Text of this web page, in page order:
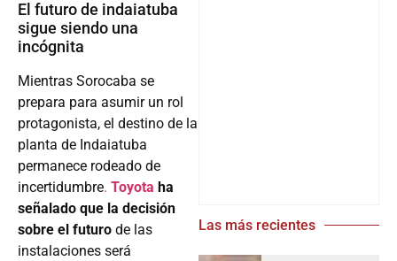
El futuro de indaiatuba
sigue siendo una
incógnita
Mientras Sorocaba se
prepara para asumir un rol
protagonista, el destino de la
planta de Indaiatuba
permanece rodeado de
incertidumbre. Toyota ha
señalado que la decisión
sobre el futuro de las
instalaciones será
Las más recientes